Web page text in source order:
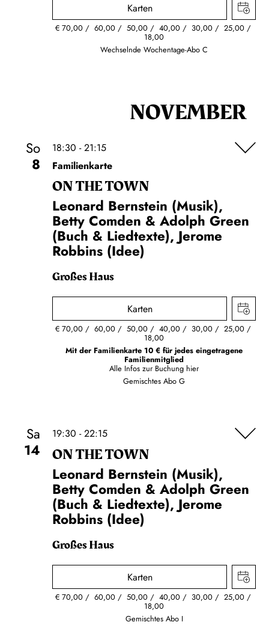
Karten
€ 70,00 60,00 50,00 40,00 30,00 25,00
18,00
Wechselnde Wochentage-Abo C
NOVEMBER
So
8
18:30 - 21:15
Familienkarte
ON THE TOWN
Leonard Bernstein (Musik),
Betty Comden & Adolph Green
(Buch & Liedtexte), Jerome
Robbins (Idee)
Großes Haus
Karten
€ 70,00 60,00 50,00 40,00 30,00 25,00
18,00
Mit der Familienkarte 10 € für jedes eingetragene
Familienmitglied
Alle Infos zur Buchung hier
Gemischtes Abo G
Sa
14
19:30 - 22:15
ON THE TOWN
Leonard Bernstein (Musik),
Betty Comden & Adolph Green
(Buch & Liedtexte), Jerome
Robbins (Idee)
Großes Haus
Karten
€ 70,00 60,00 50,00 40,00 30,00 25,00
18,00
Gemischtes Abo I